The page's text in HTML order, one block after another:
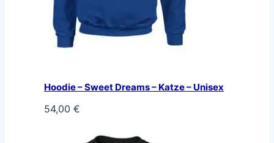
Hoodie – Sweet Dreams – Katze – Unisex
54,00 €